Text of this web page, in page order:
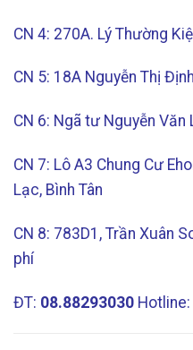
CN 4: 270A. Lý Thường
CN 5: 18A Nguyễn Thị
CN 6: Ngã tư Nguyễn Văn
CN 7: Lô A3 Chung Cư
Lạc, Bình Tân
CN 8: 783D1, Trần Xuân
phí
ĐT: 08.88293030 Hotline: